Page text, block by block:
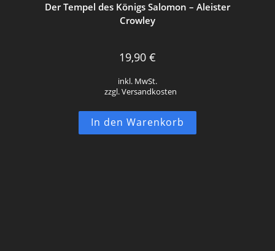
Der Tempel des Königs Salomon – Aleister
Crowley
19,90 €
inkl. MwSt.
zzgl. Versandkosten
In den Warenkorb